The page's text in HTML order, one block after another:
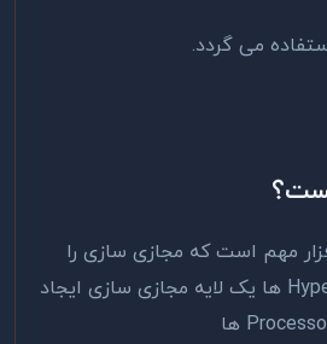
می گردد.
مهم است که مجازی سازی را
ممکن می کند. Hypervisor ها یک لایه مجازی سازی ایجاد